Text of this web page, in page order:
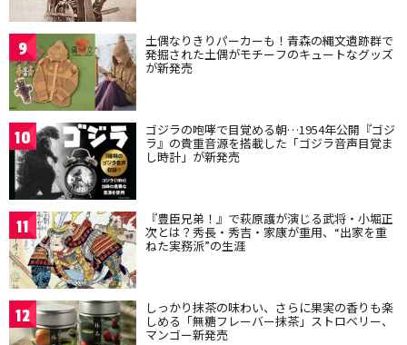
9 土偶なりきりパーカーも！青森の縄文遺跡群で
発掘された土偶がモチーフのキュートなグッズ
が新発売
10 ゴジラの咆哮で目覚める朝…1954年公開『ゴジ
ラ』の貴重音源を搭載した「ゴジラ音声目覚ま
し時計」が新発売
11 『豊臣兄弟！』で萩原護が演じる武将・小堀正
次とは？秀長・秀吉・家康が重用、“出家を重
ねた実務派”の生涯
12 しっかり抹茶の味わい、さらに果実の香りも楽
しめる「無糖フレーバー抹茶」ストロベリー、
マンゴー新発売